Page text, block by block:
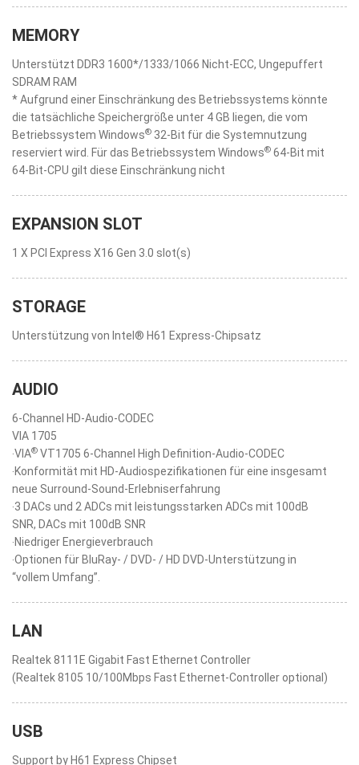
MEMORY
Unterstützt DDR3 1600*/1333/1066 Nicht-ECC, Ungepuffert
SDRAM RAM
* Aufgrund einer Einschränkung des Betriebssystems könnte
die tatsächliche Speichergröße unter 4 GB liegen, die vom
Betriebssystem Windows® 32-Bit für die Systemnutzung
reserviert wird. Für das Betriebssystem Windows® 64-Bit mit
64-Bit-CPU gilt diese Einschränkung nicht
EXPANSION SLOT
1 X PCI Express X16 Gen 3.0 slot(s)
STORAGE
Unterstützung von Intel® H61 Express-Chipsatz
AUDIO
6-Channel HD-Audio-CODEC
VIA 1705
‧VIA® VT1705 6-Channel High Definition-Audio-CODEC
‧Konformität mit HD-Audiospezifikationen für eine insgesamt
neue Surround-Sound-Erlebniserfahrung
‧3 DACs und 2 ADCs mit leistungsstarken ADCs mit 100dB
SNR, DACs mit 100dB SNR
‧Niedriger Energieverbrauch
‧Optionen für BluRay- / DVD- / HD DVD-Unterstützung in
“vollem Umfang”.
LAN
Realtek 8111E Gigabit Fast Ethernet Controller
(Realtek 8105 10/100Mbps Fast Ethernet-Controller optional)
USB
Support by H61 Express Chipset